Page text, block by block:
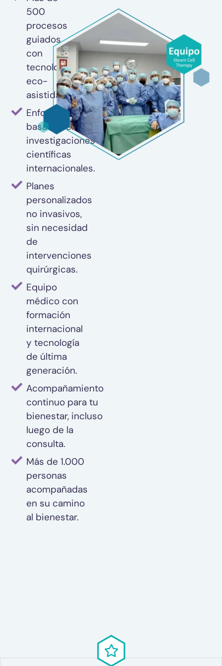
500
procesos
guiados
con
tecnología
eco-
asistida.
Enfoques
basados en
investigaciones
científicas
internacionales.
Planes
personalizados
no invasivos,
sin necesidad
de
intervenciones
quirúrgicas.
Equipo
médico con
formación
internacional
y tecnología
de última
generación.
Acompañamiento
continuo para tu
bienestar, incluso
luego de la
consulta.
Más de 1.000
personas
acompañadas
en su camino
al bienestar.